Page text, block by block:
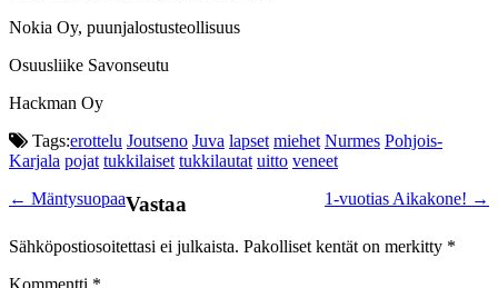
Nokia Oy, puunjalostusteollisuus
Osuusliike Savonseutu
Hackman Oy
Tags:erottelu Joutseno Juva lapset miehet Nurmes Pohjois-
Karjala pojat tukkilaiset tukkilautat uitto veneet
Post
← Mäntysuopaa 1-vuotias Aikakone! →
Vastaa
Sähköpostiosoitettasi ei julkaista. Pakolliset kentät on merkitty *